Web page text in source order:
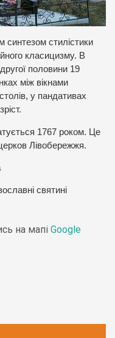
синтезом стилістики
класицизму. В
другої половини 19
між вікнами
у пандативах
1767 роком. Це
Лівобережжя.
святині
на мапі Google